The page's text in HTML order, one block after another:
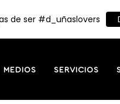
MEDIOS SERVICIOS
de ser #d_uñaslovers